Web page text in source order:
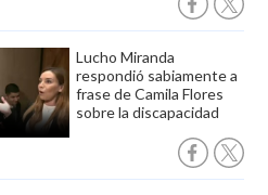
Lucho Miranda
respondió sabiamente a
frase de Camila Flores
sobre la discapacidad